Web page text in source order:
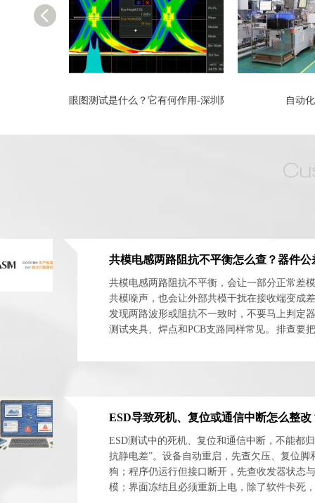
眼图测试是什么？它有何作用-深圳阿赛姆 自动
共模电感两路阻抗不平衡，会让一部分正常差
共模噪声，也会让外部共模干扰在接收端变成
发现两路波形或阻抗不一致时，不要马上判定
测试夹具、焊点和PCB支路同样常见。 排查要
ESD测试中的死机、复位和通信中断，不能都
抗静电差”。设备自动重启，先查欠压、复位脚
狗；程序仍运行但接口断开，先查收发器状态
模；界面冻结且必须重新上电，除了软件卡死